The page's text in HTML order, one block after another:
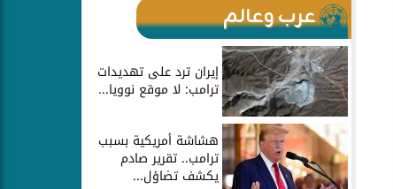
عرب وعالم
إيران ترد على تهديدات
ترامب: لا موقع نوويا...
هشاشة أمريكية بسبب
ترامب.. تقرير صادم
يكشف تضاؤل...